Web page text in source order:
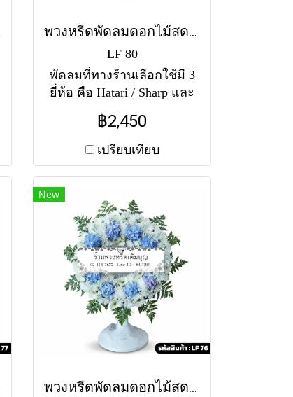
พวงหรีดพัดลมดอกไม้สด บุปผาสวรรค์ (LF80)
LF 80
พัดลมที่ทางร้านเลือกใช้มี 3
ยี่ห้อ คือ Hatari / Sharp และ
Accord จัดทรงกลมเต็มวง
รอบหน้ากากพัดลม โทน
สีชมพู-ขาว-ครีม หวานละมุน
ด้วยเยอบีร่าและดอกมัม ทั้งนี้
แต่ละสาขาอาจใช้แตกต่าง
กัน สำหรับสีของพัดลม หาก
ไม่มีสีตามแบบ ทางร้านขอ
อนุญาตใช้พัดลมคละสีตาม
สต็อคที่มีในแต่ละวัน
(สอบถามก่อนสั่งซื้อได้ค่ะ)
พัดลมคอสไลด์ 16" ราคา
2450 พัดลมคอสไลด์ 18"
ราคา 2850
฿2,450
เปรียบเทียบ
New
พวงหรีดพัดลมดอกไม้สด นทีธาร (LF76)